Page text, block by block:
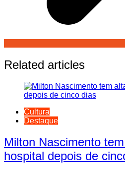
Related articles
Cultura
Destaque
Milton Nascimento
hospital depois de